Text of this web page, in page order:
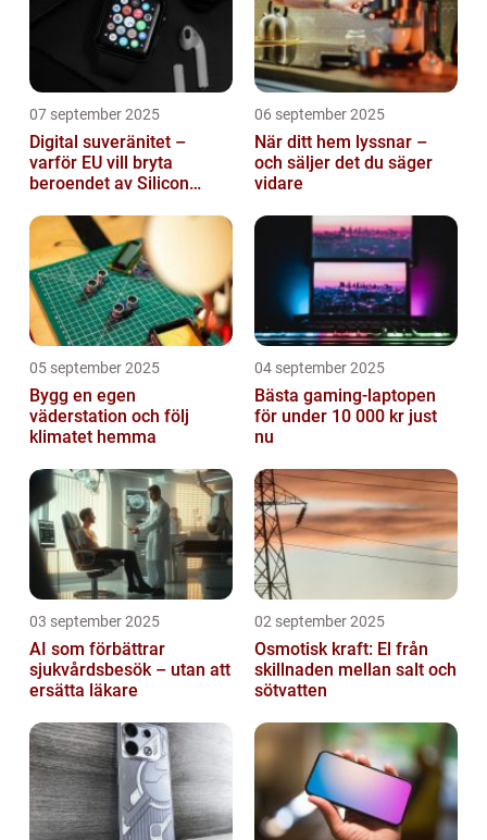
07 september 2025
Digital suveränitet –
varför EU vill bryta
beroendet av Silicon
06 september 2025
När ditt hem lyssnar –
och säljer det du säger
vidare
05 september 2025
Bygg en egen
väderstation och följ
klimatet hemma
04 september 2025
Bästa gaming-laptopen
för under 10 000 kr just
nu
03 september 2025
AI som förbättrar
sjukvårdsbesök – utan att
ersätta läkare
02 september 2025
Osmotisk kraft: El från
skillnaden mellan salt och
sötvatten